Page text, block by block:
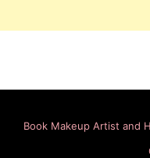
Book Makeup Artist and